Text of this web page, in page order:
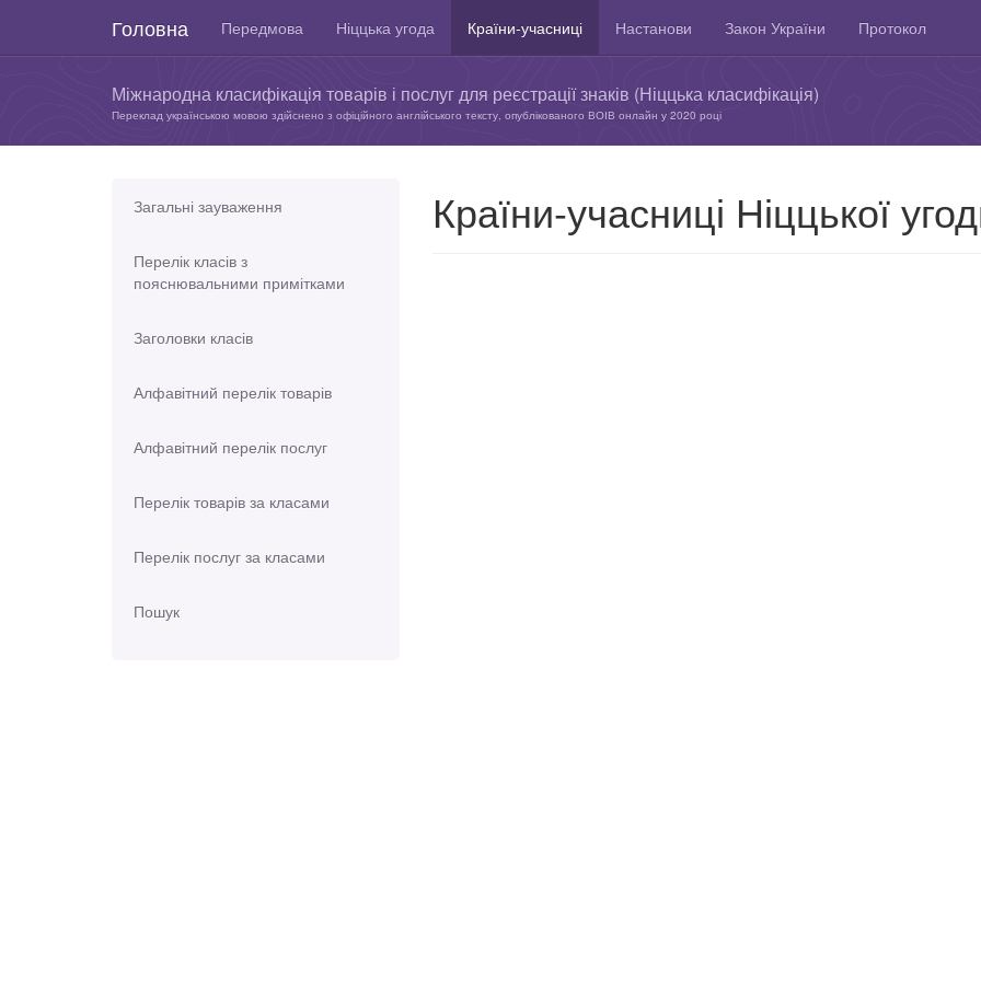
Головна Передмова Ніццька угода Країни-учасниці Настанови Закон України Протокол
Міжнародна класифікація товарів і послуг для реєстрації знаків (Ніццька класифікація)
Переклад українською мовою здійснено з офіційного англійського тексту, опублікованого ВОІВ онлайн у 2020 році
Загальні зауваження
Перелік класів з
пояснювальними примітками
Заголовки класів
Алфавітний перелік товарів
Алфавітний перелік послуг
Перелік товарів за класами
Перелік послуг за класами
Пошук
Країни-учасниці Ніццької